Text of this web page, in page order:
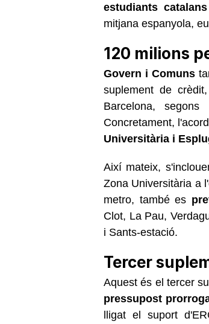
estudiants
mitjana espanyola,
120 milions
Govern i Comuns
suplement de
Barcelona,
Concretament,
Universitària i
Així mateix,
Zona Universitària a
metro, també es
Clot, La Pau,
i Sants-estació.
Tercer
Aquest és el tercer
pressupost
lligat el suport